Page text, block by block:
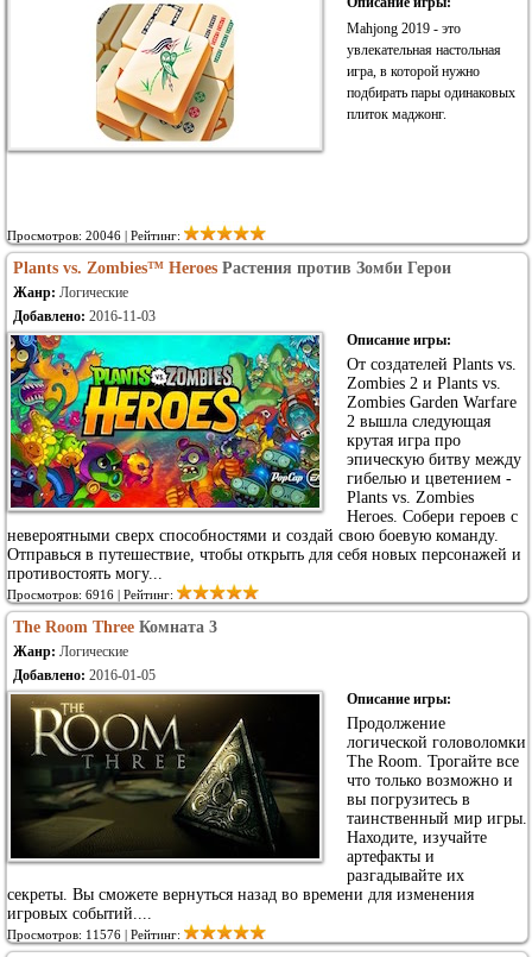
Mahjong 2019 - это
увлекательная настольная
игра, в которой нужно
подбирать пары одинаковых
плиток маджонг.
Просмотров: 20046 | Рейтинг:
Plants vs. Zombies™ Heroes Растения против Зомби Герои
Жанр: Логические
Добавлено: 2016-11-03
Описание игры:
От создателей Plants vs.
Zombies 2 и Plants vs.
Zombies Garden Warfare
2 вышла следующая
крутая игра про
эпическую битву между
гибелью и цветением -
Plants vs. Zombies
Heroes. Собери героев с
невероятными сверх способностями и создай свою боевую команду.
Отправься в путешествие, чтобы открыть для себя новых персонажей и
противостоять могу...
Просмотров: 6916 | Рейтинг:
The Room Three Комната 3
Жанр: Логические
Добавлено: 2016-01-05
Описание игры:
Продолжение
логической головоломки
The Room. Трогайте все
что только возможно и
вы погрузитесь в
таинственный мир игры.
Находите, изучайте
артефакты и
разгадывайте их
секреты. Вы сможете вернуться назад во времени для изменения
игровых событий....
Просмотров: 11576 | Рейтинг: